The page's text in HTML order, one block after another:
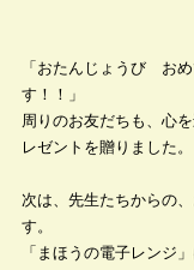
「おたんじょうび　お
す！！」
周りのお友だちも、心
レゼントを贈りました。
次は、先生たちからの
す。
「まほうの電子レンジ